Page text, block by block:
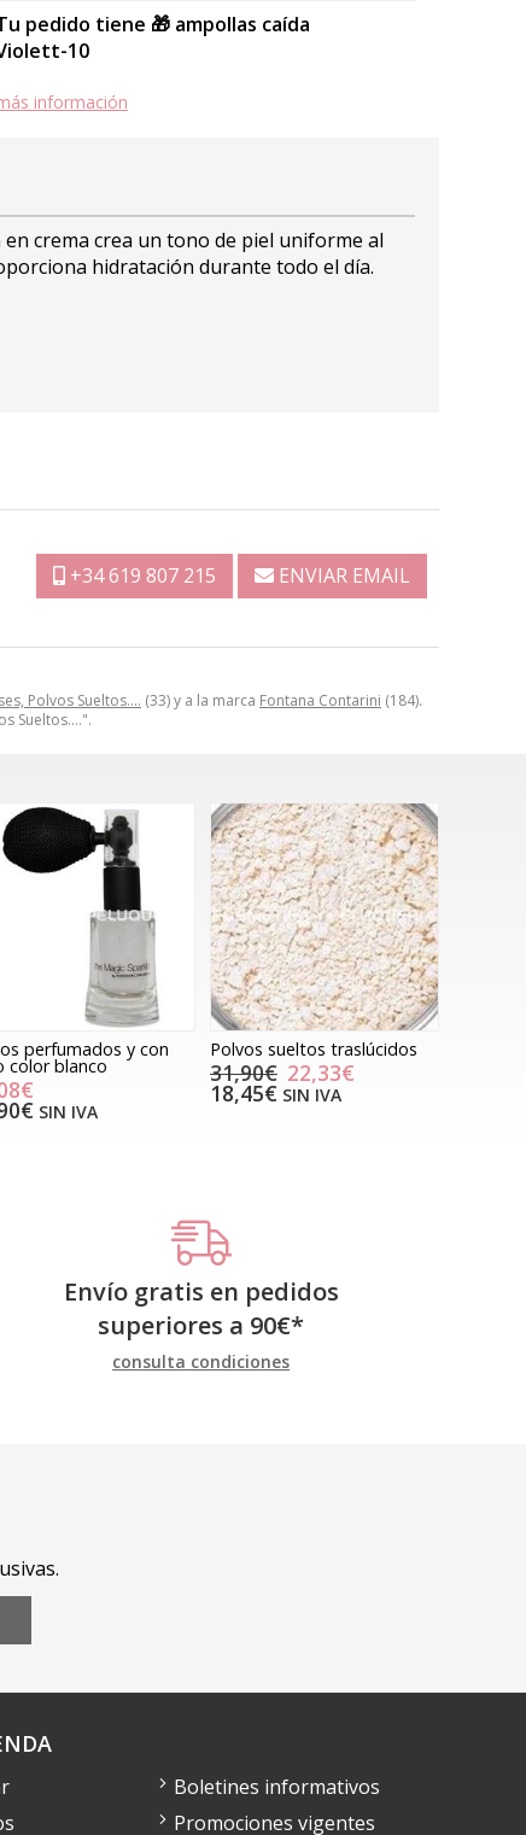
pedido tiene 🎁 ampollas caída
10
información
Polvos Sueltos…. (33) y a la marca Fontana Contarini (184).
Sueltos….".
crema crea un tono de piel uniforme al
hidratación durante todo el día.
+34 619 807 215 ENVIAR EMAIL
perfumados y con
color blanco
SIN IVA
Polvos sueltos traslúcidos
31,90€ 22,33€
18,45€ SIN IVA
Envío gratis en pedidos
superiores a 90€*
consulta condiciones
Boletines informativos
Promociones vigentes